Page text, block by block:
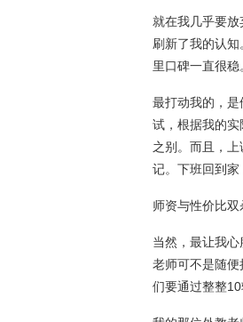
就在我几乎要
刷新了我的认
里口碑一直很稳
最打动我的，
试，根据我的
之别。而且，
记。下班回到家
师资与性价比
当然，最让我
老师可不是随
们要通过整整